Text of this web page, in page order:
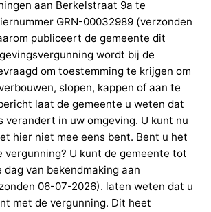
aan Berkelstraat 9a te
GRN-00032989 (verzonden
publiceert de gemeente dit
wordt bij de
om toestemming te krijgen om
slopen, kappen of aan te
laat de gemeente u weten dat
verandert in uw omgeving. U kunt nu
hier niet mee eens bent. Bent u het
vergunning? U kunt de gemeente tot
dag van bekendmaking aan
06-07-2026). laten weten dat u
met de vergunning. Dit heet